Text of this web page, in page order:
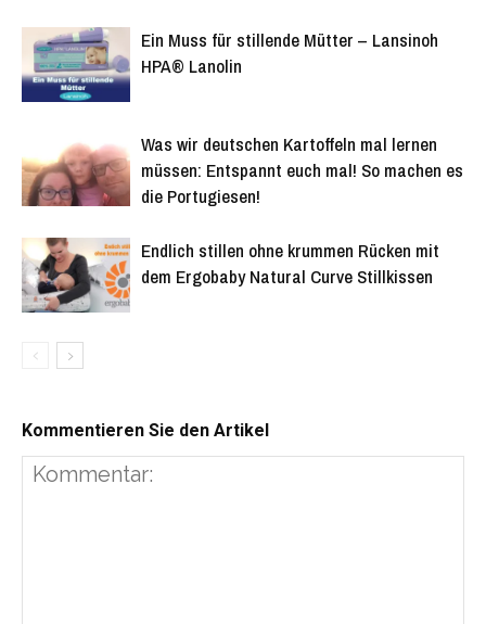
Ein Muss für stillende Mütter – Lansinoh
HPA® Lanolin
Was wir deutschen Kartoffeln mal lernen
müssen: Entspannt euch mal! So machen es
die Portugiesen!
Endlich stillen ohne krummen Rücken mit
dem Ergobaby Natural Curve Stillkissen
Kommentieren Sie den Artikel